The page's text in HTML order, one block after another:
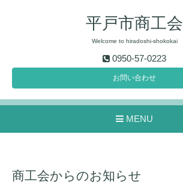
平戸市商工会
Welcome to hiradoshi-shokokai
0950-57-0223
お問い合わせ
MENU
商工会からのお知らせ